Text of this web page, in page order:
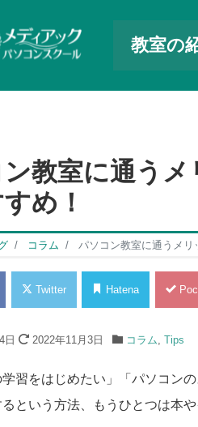
教室の
教室に通う
め！
コラム パソコン教室に通うメリ
Twitter Hatena
日 2022年11月3日 コラム Tips
学習をはじめたい」「パソコン
という方法、もうひとつは本